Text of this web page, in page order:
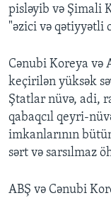
pisləyib və Şimali
"əzici və qətiyyətli
Cənubi Koreya və
keçirilən yüksək
Ştatlar nüvə, adi,
qabaqcıl qeyri-
imkanlarının
sərt və sarsılmaz
ABŞ və Cənubi